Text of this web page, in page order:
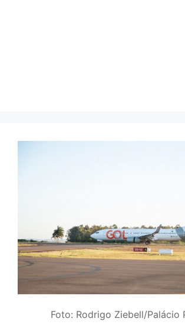
Foto: Rodrigo Ziebell/Palácio